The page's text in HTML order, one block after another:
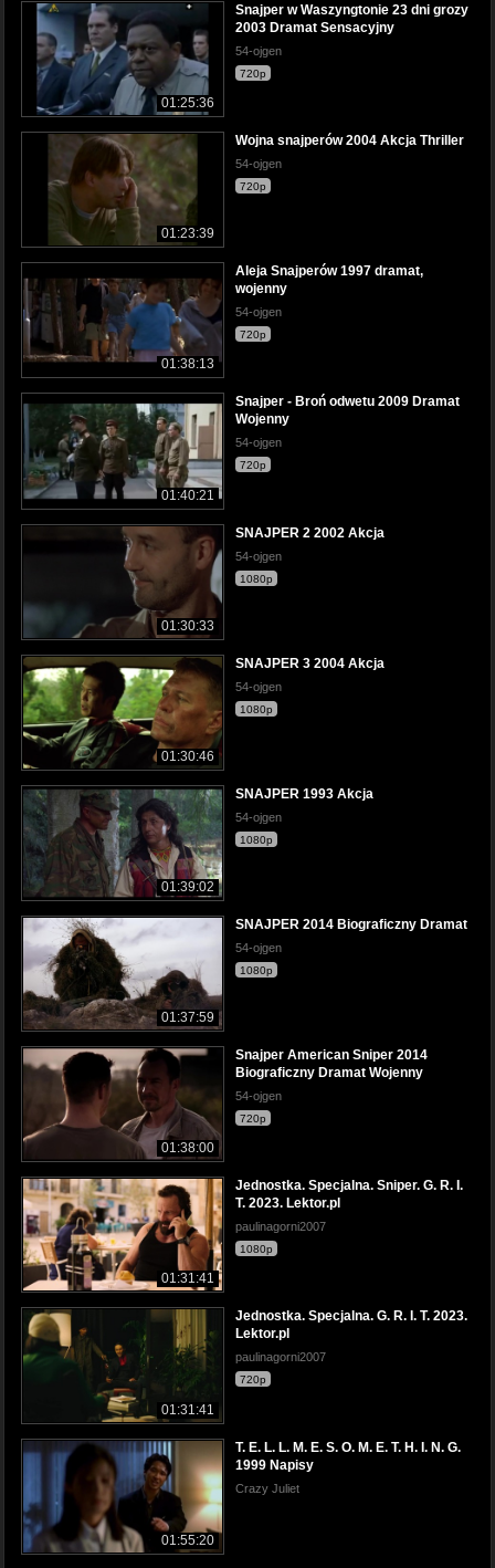
01:25:36
Snajper w Waszyngtonie 23 dni grozy
2003 Dramat Sensacyjny
54-ojgen
720p
01:23:39
Wojna snajperów 2004 Akcja Thriller
54-ojgen
720p
01:38:13
Aleja Snajperów 1997 dramat,
wojenny
54-ojgen
720p
01:40:21
Snajper - Broń odwetu 2009 Dramat
Wojenny
54-ojgen
720p
01:30:33
SNAJPER 2 2002 Akcja
54-ojgen
1080p
01:30:46
SNAJPER 3 2004 Akcja
54-ojgen
1080p
01:39:02
SNAJPER 1993 Akcja
54-ojgen
1080p
01:37:59
SNAJPER 2014 Biograficzny Dramat
54-ojgen
1080p
01:38:00
Snajper American Sniper 2014
Biograficzny Dramat Wojenny
54-ojgen
720p
01:31:41
Jednostka. Specjalna. Sniper. G. R. I.
T. 2023. Lektor.pl
paulinagorni2007
1080p
01:31:41
Jednostka. Specjalna. G. R. I. T. 2023.
Lektor.pl
paulinagorni2007
720p
01:55:20
T. E. L. L. M. E. S. O. M. E. T. H. I. N. G.
1999 Napisy
Crazy Juliet